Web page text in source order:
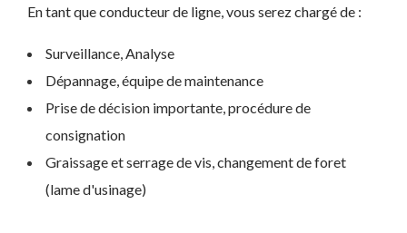
En tant que conducteur de ligne, vous serez chargé de :
Surveillance, Analyse
Dépannage, équipe de maintenance
Prise de décision importante, procédure de
consignation
Graissage et serrage de vis, changement de foret
(lame d'usinage)